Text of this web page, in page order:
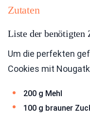
Zutaten
Liste der benötigten
Um die perfekten
Cookies mit
200 g Mehl
100 g brauner